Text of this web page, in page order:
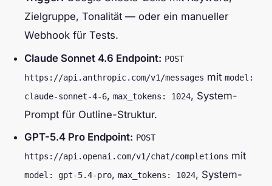
Zielgruppe, Tonalität — oder ein manueller
Webhook für Tests.
Claude Sonnet 4.6 Endpoint: POST
https://api.anthropic.com/v1/messages mit model:
claude-sonnet-4-6, max_tokens: 1024, System-
Prompt für Outline-Struktur.
GPT-5.4 Pro Endpoint: POST
https://api.openai.com/v1/chat/completions mit
model: gpt-5.4-pro, max_tokens: 1024, System-